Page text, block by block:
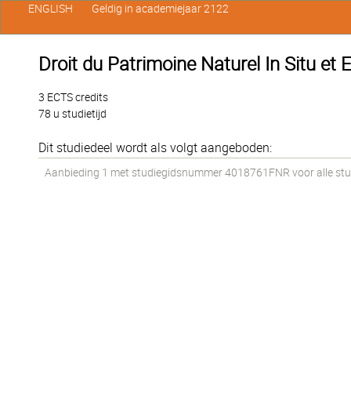
Droit du Patrimoine Naturel In Situ et
3 ECTS credits
78 u studietijd
Dit studiedeel wordt als volgt aangeboden:
Aanbieding 1 met studiegidsnummer 4018761FNR voor alle
ENGLISH Geldig in academiejaar 2122